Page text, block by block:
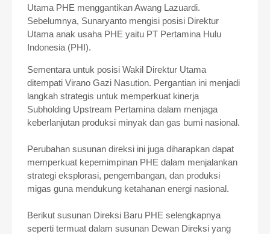
Utama PHE menggantikan Awang Lazuardi.
Sebelumnya, Sunaryanto mengisi posisi Direktur
Utama anak usaha PHE yaitu PT Pertamina Hulu
Indonesia (PHI).
Sementara untuk posisi Wakil Direktur Utama
ditempati Virano Gazi Nasution. Pergantian ini menjadi
langkah strategis untuk memperkuat kinerja
Subholding Upstream Pertamina dalam menjaga
keberlanjutan produksi minyak dan gas bumi nasional.
Perubahan susunan direksi ini juga diharapkan dapat
memperkuat kepemimpinan PHE dalam menjalankan
strategi eksplorasi, pengembangan, dan produksi
migas guna mendukung ketahanan energi nasional.
Berikut susunan Direksi Baru PHE selengkapnya
seperti termuat dalam susunan Dewan Direksi yang